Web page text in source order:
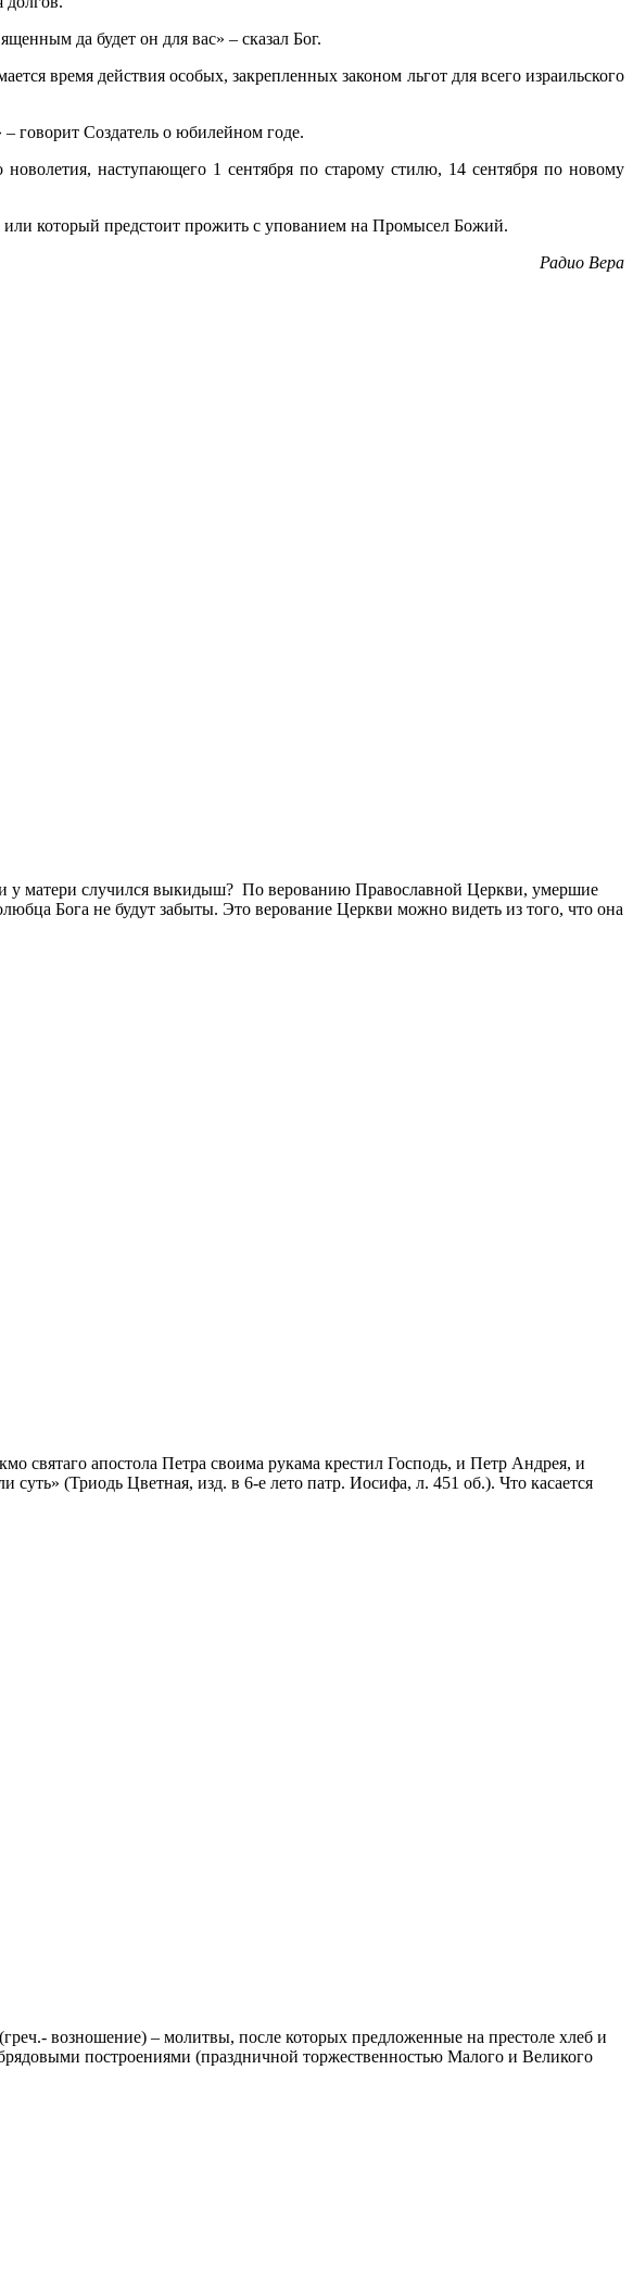
да будет он для вас» – сказал Бог.
время действия особых, закрепленных законом льгот для всего израильского
говорит Создатель о юбилейном годе.
наступающего 1 сентября по старому стилю, 14 сентября по новому
или который предстоит прожить с упованием на Промысел Божий.
Радио Вера
у матери случился выкидыш? По верованию Православной Церкви, умершие
Бога не будут забыты. Это верование Церкви можно видеть из того, что она
святаго апостола Петра своима рукама крестил Господь, и Петр Андрея, и
(Триодь Цветная, изд. в 6-е лето патр. Иосифа, л. 451 об.). Что касается
возношение) – молитвы, после которых предложенные на престоле хлеб и
построениями (праздничной торжественностью Малого и Великого